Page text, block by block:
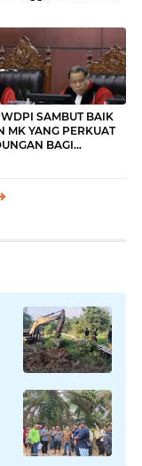
SAMBUT BAIK
MK YANG PERKUAT
BAGI